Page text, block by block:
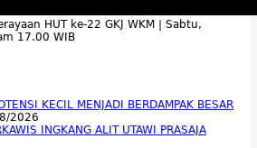
HUT ke-22 GKJ WKM | Sabtu,
17.00 WIB
KECIL MENJADI BERDAMPAK BESAR
2026
INGKANG ALIT UTAWI PRASAJA